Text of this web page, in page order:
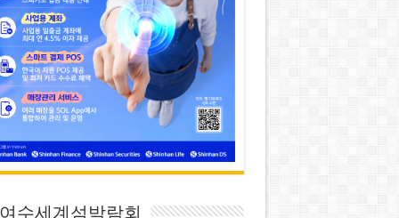
여수세계섬박람회